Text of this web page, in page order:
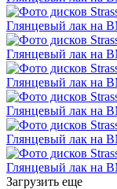
Загрузить еще